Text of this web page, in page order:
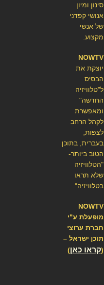
סינון ומיון
אנושי קפדני
של אנשי
מקצוע.
NOWTV
יוצקת את
הבסיס
ל"טלוויזיה
החדשה"
ומאפשרת
לקהל הרחב
לצפות,
בעברית, בתוכן
הטוב ביותר-
"הטלוויזיה
שלא תראו
בטלוויזיה".
NOWTV
מופעלת ע"י
חברת ערוצי
תוכן ישראל –
(קראו כאן)